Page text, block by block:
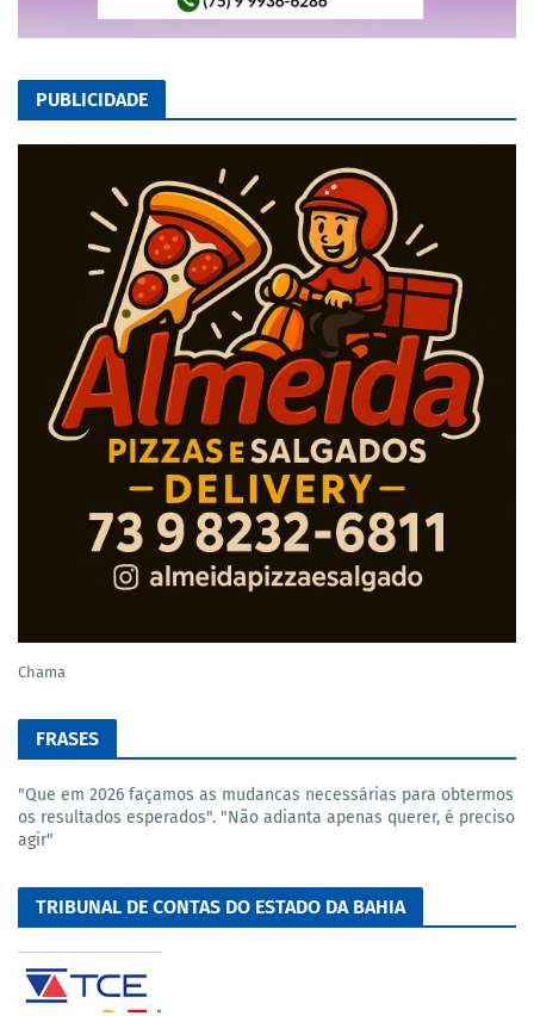
PUBLICIDADE
Chama
FRASES
"Que em 2026 façamos as mudancas necessárias para obtermos
os resultados esperados". "Não adianta apenas querer, é preciso
agir"
TRIBUNAL DE CONTAS DO ESTADO DA BAHIA